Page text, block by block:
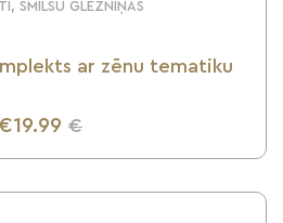
SMILŠU GLEZNIŅAS
ar zēnu tematiku
€
VAIRĀK